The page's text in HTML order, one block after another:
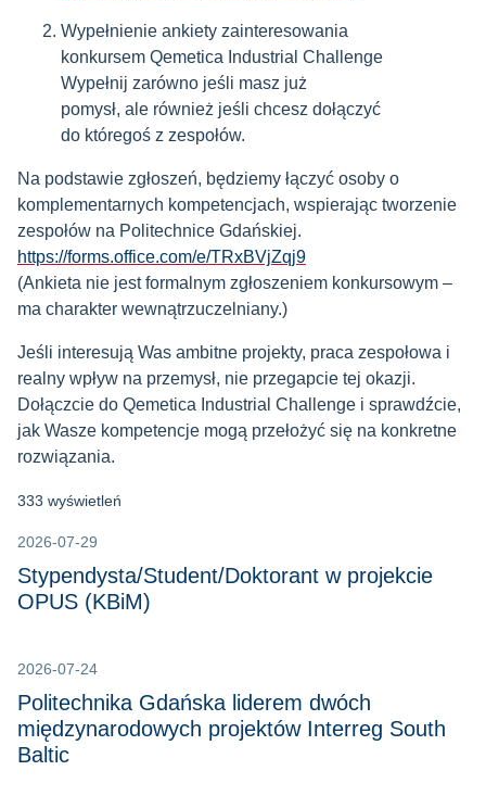
Wypełnienie ankiety zainteresowania
konkursem Qemetica Industrial Challenge
Wypełnij zarówno jeśli masz już
pomysł, ale również jeśli chcesz dołączyć
do któregoś z zespołów.
Na podstawie zgłoszeń, będziemy łączyć osoby o
komplementarnych kompetencjach, wspierając tworzenie
zespołów na Politechnice Gdańskiej.
https://forms.office.com/e/TRxBVjZqj9
(Ankieta nie jest formalnym zgłoszeniem konkursowym –
ma charakter wewnątrzuczelniany.)
Jeśli interesują Was ambitne projekty, praca zespołowa i
realny wpływ na przemysł, nie przegapcie tej okazji.
Dołączcie do Qemetica Industrial Challenge i sprawdźcie,
jak Wasze kompetencje mogą przełożyć się na konkretne
rozwiązania.
333 wyświetleń
2026-07-29
Stypendysta/Student/Doktorant w projekcie
OPUS (KBiM)
2026-07-24
Politechnika Gdańska liderem dwóch
międzynarodowych projektów Interreg South
Baltic